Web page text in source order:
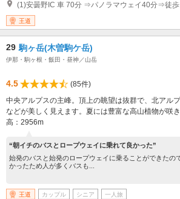
王道
29 駒ヶ岳(木曽駒ケ岳)
伊那・駒ヶ根・飯田・昼神／山岳
4.5
(85件)
中央アルプスの主峰。頂上の眺望は抜群で、北アル
などが美しく見えます。夏には豊富な高山植物が咲
高：2956m
“朝イチのバスとロープウェイに乗れて良かった”
始発のバスと始発のロープウェイに乗ることができたの
かったため人が多くバスも...
王道 カップル シニア 一人旅